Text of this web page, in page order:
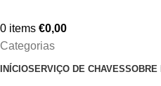
0 items €0,00
Categorias
INÍCIOSERVIÇO DE CHAVESSOBRE